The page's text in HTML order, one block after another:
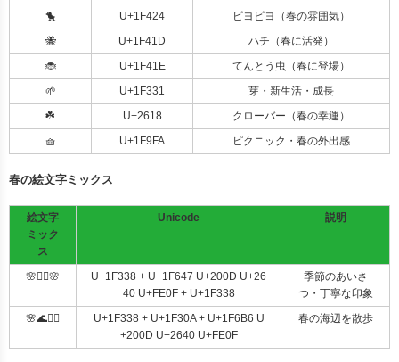
🐤
U+1F424
ピヨピヨ（春の雰囲気）
🐝
U+1F41D
ハチ（春に活発）
🐞
U+1F41E
てんとう虫（春に登場）
🌱
U+1F331
芽・新生活・成長
☘️
U+2618
クローバー（春の幸運）
🧺
U+1F9FA ピクニック・春の外出感
春の絵文字ミックス
絵文字
ミック
ス
Unicode 説明
🌸🙇‍♀️🌸
U+1F338 + U+1F647 U+200D U+26
40 U+FE0F + U+1F338
季節のあいさ
つ・丁寧な印象
🌸🌊🚶‍♀️
U+1F338 + U+1F30A + U+1F6B6 U
+200D U+2640 U+FE0F
春の海辺を散歩